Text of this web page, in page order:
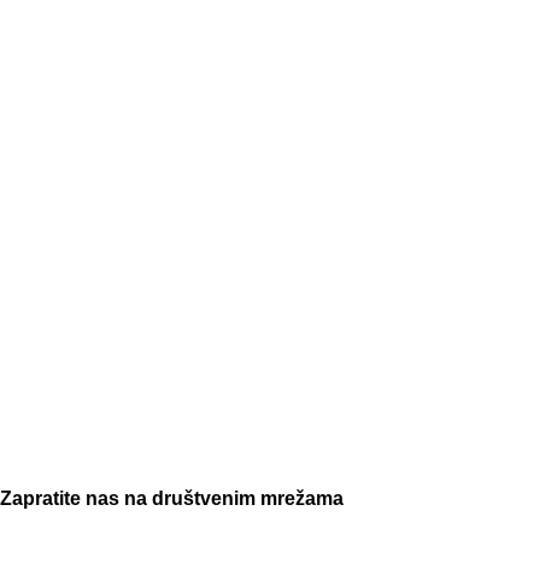
Zapratite nas na društvenim mrežama